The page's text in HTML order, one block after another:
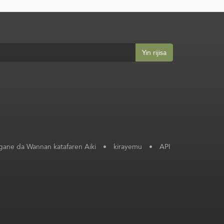
Yin rijisa
da Wannan katafaren Aiki • kirayemu • API